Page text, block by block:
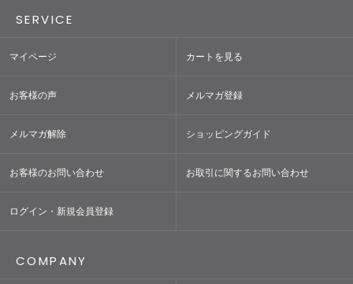
SERVICE
マイページ カートを見る
お客様の声 メルマガ登録
メルマガ解除 ショッピングガイド
お客様のお問い合わせ お取引に関するお問い合わせ
ログイン・新規会員登録
COMPANY